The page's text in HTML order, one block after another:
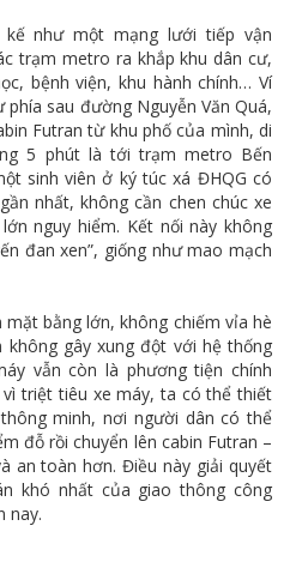
như một mạng lưới tiếp vận
trạm metro ra khắp khu dân cư,
bệnh viện, khu hành chính… Ví
sau đường Nguyễn Văn Quá,
Futran từ khu phố của mình, di
5 phút là tới trạm metro Bến
sinh viên ở ký túc xá ĐHQG có
nhất, không cần chen chúc xe
nguy hiểm. Kết nối này không
đan xen”, giống như mao mạch
bằng lớn, không chiếm vỉa hè
gây xung đột với hệ thống
vẫn còn là phương tiện chính
triệt tiêu xe máy, ta có thể thiết
minh, nơi người dân có thể
đỗ rồi chuyển lên cabin Futran –
an toàn hơn. Điều này giải quyết
khó nhất của giao thông công
nay.